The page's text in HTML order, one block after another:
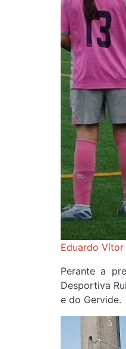
Eduardo Vítor
Perante a
Desportiva
e do Gervide.